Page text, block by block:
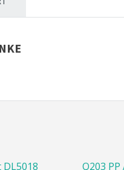
DL5018 Q203 PP